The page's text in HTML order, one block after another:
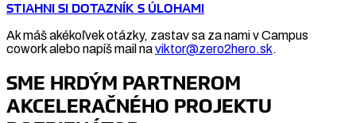
STIAHNI SI DOTAZNÍK S ÚLOHAMI
Ak máš akékoľvek otázky, zastav sa za nami v Campus
cowork alebo napíš mail naviktor@zero2hero.sk.
SME HRDÝM PARTNEROM
AKCELERAČNÉHO PROJEKTU